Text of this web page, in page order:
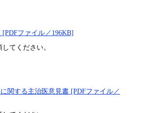
ファイル／196KB]
てください。
関する主治医意見書 [PDFファイル／